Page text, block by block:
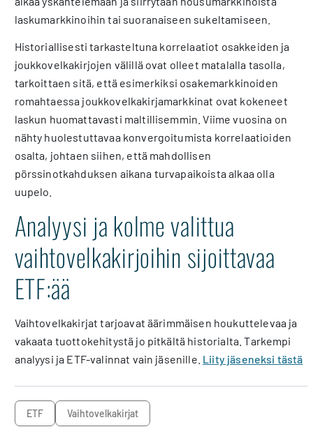
laskumarkkinoihin tai suoranaiseen sukeltamiseen.
Historiallisesti tarkasteltuna korrelaatiot osakkeiden ja
joukkovelkakirjojen välillä ovat olleet matalalla tasolla,
tarkoittaen sitä, että esimerkiksi osakemarkkinoiden
romahtaessa joukkovelkakirjamarkkinat ovat kokeneet
laskun huomattavasti maltillisemmin. Viime vuosina on
nähty huolestuttavaa konvergoitumista korrelaatioiden
osalta, johtaen siihen, että mahdollisen
pörssinotkahduksen aikana turvapaikoista alkaa olla
uupelo.
Analyysi ja kolme valittua
vaihtovelkakirjoihin sijoittavaa
ETF:ää
Vaihtovelkakirjat tarjoavat äärimmäisen houkuttelevaa ja
vakaata tuottokehitystä jo pitkältä historialta. Tarkempi
analyysi ja ETF-valinnat vain jäsenille. Liity jäseneksi tästä
ETF vaihtovelkakirjat